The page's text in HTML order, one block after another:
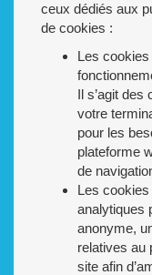
ceux dédiés aux
de cookies :
Les
Il s’agit
votre
pour les
plateforme
de
Les
analytiques
anonyme,
relatives au
site afin